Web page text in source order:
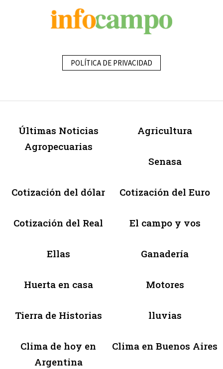
POLÍTICA DE PRIVACIDAD
Últimas Noticias
Agropecuarias
Agricultura
Senasa
Cotización del dólar Cotización del Euro
Cotización del Real El campo y vos
Ellas Ganadería
Huerta en casa Motores
Tierra de Historias lluvias
Clima de hoy en
Argentina
Clima en Buenos Aires